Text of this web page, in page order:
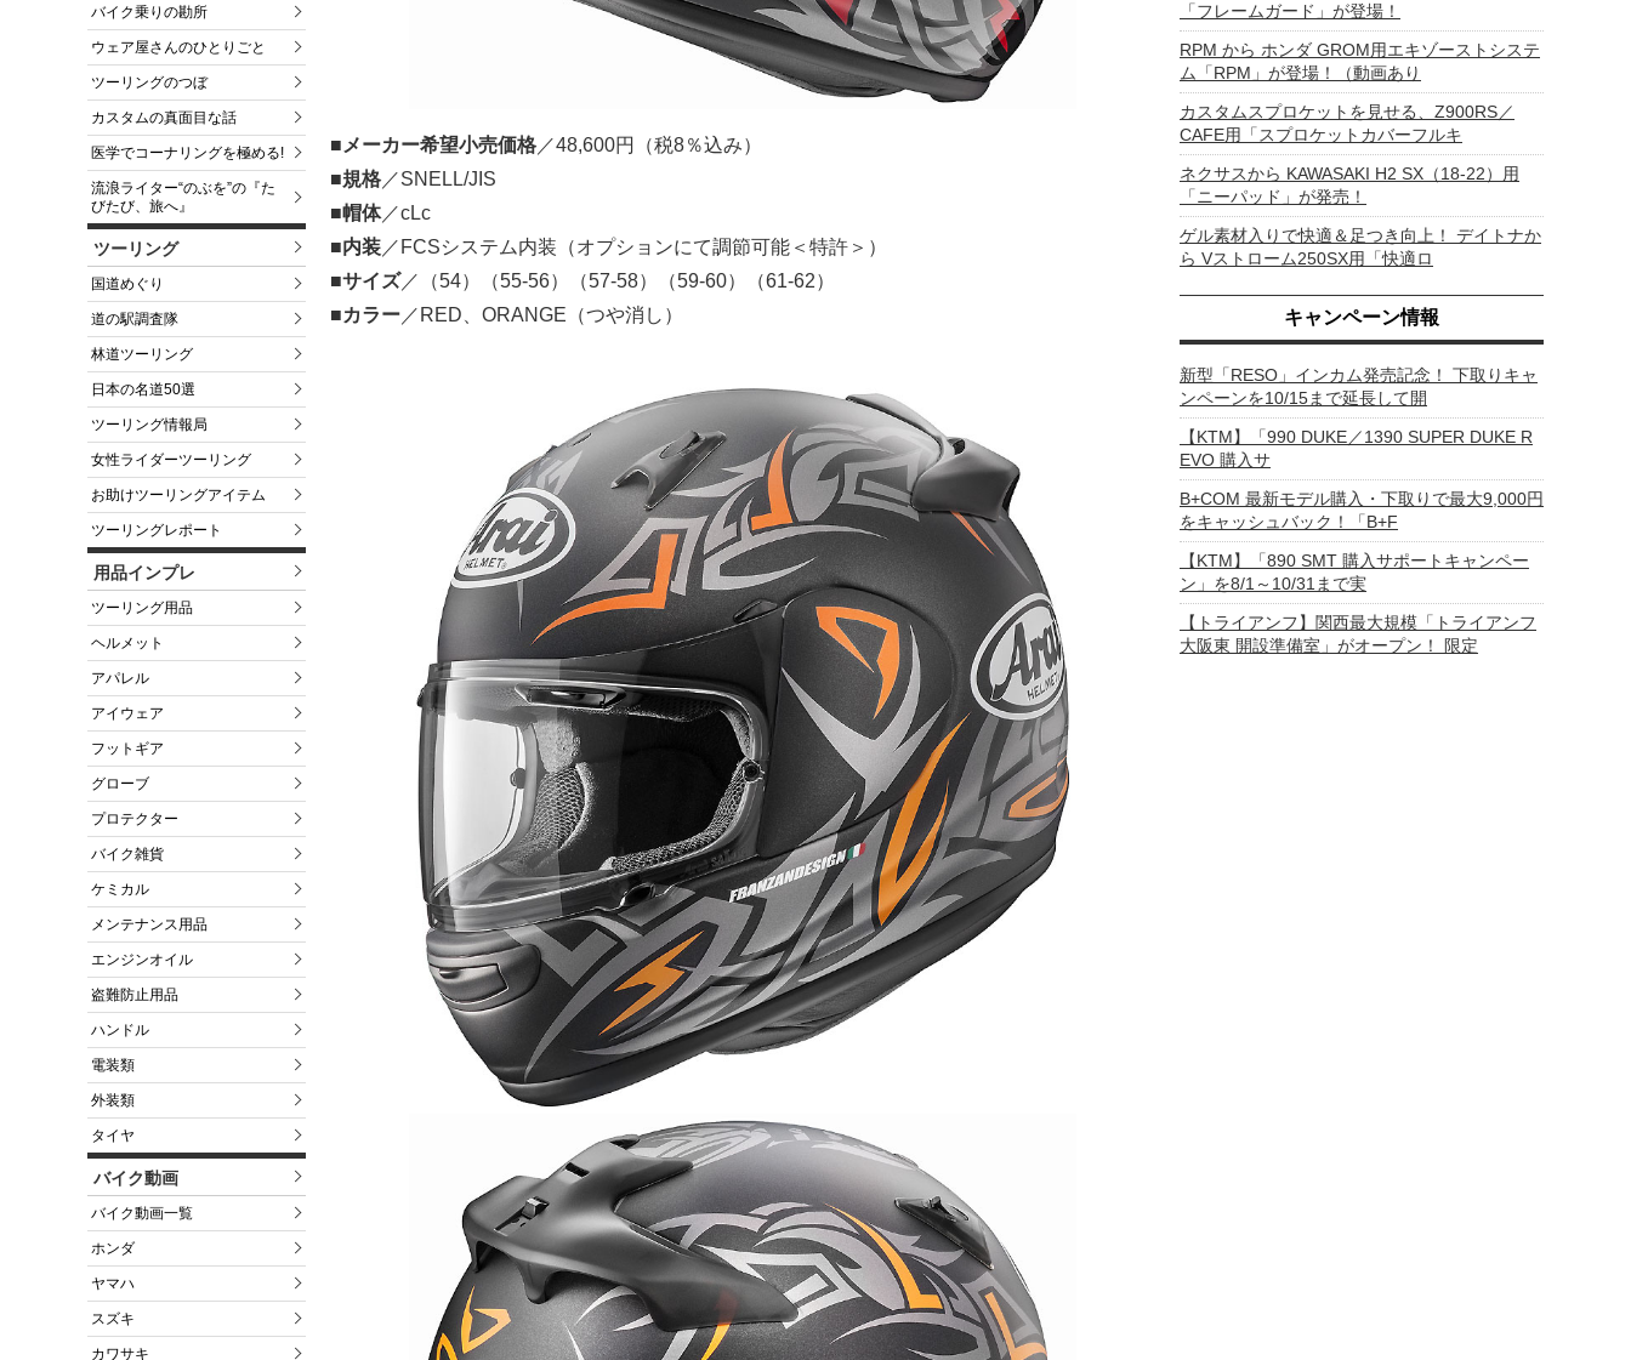
バイク乗りの勘所
ウェア屋さんのひとりごと
ツーリングのつぼ
カスタムの真面目な話
医学でコーナリングを極める!
流浪ライター“のぶを”の『た
びたび、旅へ』
ツーリング
国道めぐり
道の駅調査隊
林道ツーリング
日本の名道50選
ツーリング情報局
女性ライダーツーリング
お助けツーリングアイテム
ツーリングレポート
用品インプレ
ツーリング用品
ヘルメット
アパレル
アイウェア
フットギア
グローブ
プロテクター
バイク雑貨
ケミカル
メンテナンス用品
エンジンオイル
盗難防止用品
ハンドル
電装類
外装類
タイヤ
バイク動画
バイク動画一覧
ホンダ
ヤマハ
スズキ
カワサキ
■メーカー希望小売価格 ／48,600円（税8％込み）
■規格 ／SNELL/JIS
■帽体／cLc
■内装 ／FCSシステム内装（オプションにて調節可能＜特許＞）
■サイズ／（54）（55-56）（57-58）（59-60）（61-62）
■カラー ／RED、ORANGE（つや消し）
「フレームガード」が登場！
RPM から ホンダ GROM用エキゾーストシステ
ム「RPM」が登場！（動画あり
カスタムスプロケットを見せる、Z900RS／
CAFE用「スプロケットカバーフルキ
ネクサスから KAWASAKI H2 SX（18-22）用
「ニーパッド」が発売！
ゲル素材入りで快適＆足つき向上！ デイトナか
ら Vストローム250SX用「快適ロ
キャンペーン情報
新型「RESO」インカム発売記念！ 下取りキャ
ンペーンを10/15まで延長して開
【KTM】「990 DUKE／1390 SUPER DUKE R
EVO 購入サ
B+COM 最新モデル購入・下取りで最大9,000円
をキャッシュバック！「B+F
【KTM】「890 SMT 購入サポートキャンペー
ン」を8/1～10/31まで実
【トライアンフ】関西最大規模「トライアンフ
大阪東 開設準備室」がオープン！ 限定